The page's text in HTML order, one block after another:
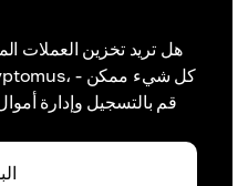
هل تريد تخزين العملات
قم بالتسجيل وإدارة